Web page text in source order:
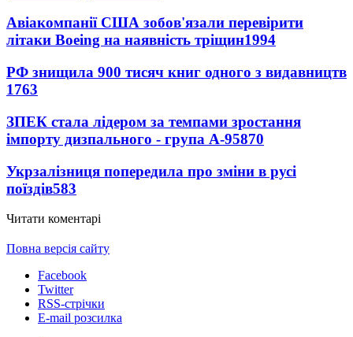
Авіакомпанії США зобов'язали перевірити
літаки Boeing на наявність тріщин1994
РФ знищила 900 тисяч книг одного з видавництв
1763
ЗПЕК стала лідером за темпами зростання
імпорту дизпального - група А-95870
Укрзалізниця попередила про зміни в русі
поїздів583
Читати коментарі
Повна версія сайту
Facebook
Twitter
RSS-стрічки
E-mail розсилка